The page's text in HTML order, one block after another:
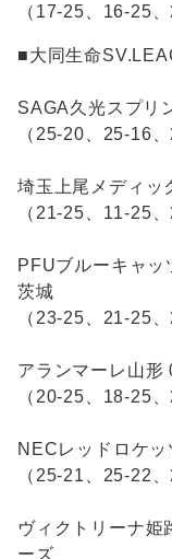
（17-25、16-25、
■大同生命
SAGA久光スプリ
（25-20、25-16、
埼玉上尾メディッ
（21-25、11-25、
PFUブルーキャ
茨城
（23-25、21-25
アランマーレ山形
（20-25、18-25、
NECレッドロケ
（25-21、25-22
ヴィクトリーナ姫
ーズ